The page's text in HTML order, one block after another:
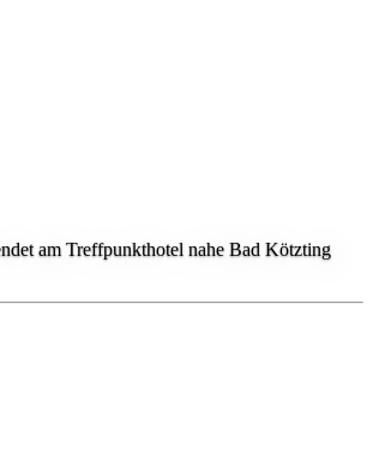
am Treffpunkthotel nahe Bad Kötzting